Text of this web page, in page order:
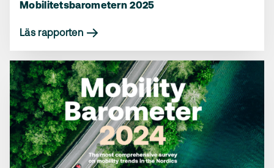
Mobilitetsbarometern 2025
Läs rapporten